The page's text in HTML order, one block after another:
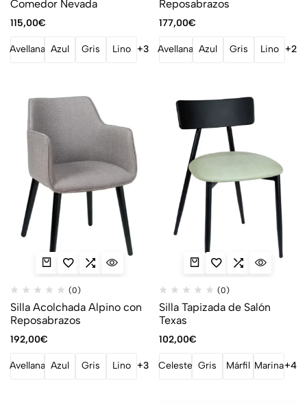
Comedor Nevada
115,00€
Avellana Azul Gris Lino +3
Reposabrazos
177,00€
Avellana Azul Gris Lino +2
(0)
Silla Acolchada Alpino con
Reposabrazos
192,00€
Avellana Azul Gris Lino +3
(0)
Silla Tapizada de Salón
Texas
102,00€
Celeste Gris Márfil Marina+4